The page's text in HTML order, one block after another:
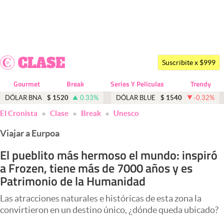
Dólar
Economía y Política
Finanzas y Mercados
Mercados Online
Negocios
Columnistas
Apertura
Suscribite x $999
Gourmet Break Series Y Peliculas Trendy
DÓLAR BNA $ 1520 0.33% DÓLAR BLUE $ 1540 -0.32%
El Cronista Clase Break Unesco
Viajar a Eurpoa
El pueblito más hermoso el mundo: inspiró
a Frozen, tiene más de 7000 años y es
Patrimonio de la Humanidad
Las atracciones naturales e históricas de esta zona la
convirtieron en un destino único, ¿dónde queda ubicado?